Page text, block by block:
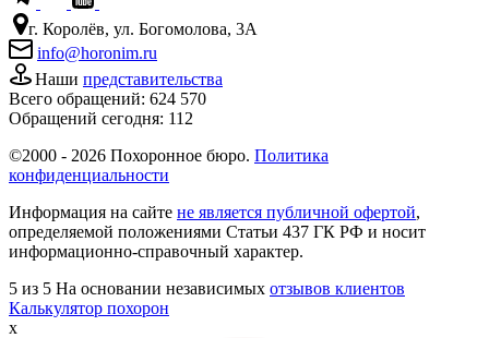
г. Королёв, ул. Богомолова, 3А
info@horonim.ru
Наши представительства
Всего обращений: 624 570
Обращений сегодня: 112
©2000 - 2026 Похоронное бюро. Политика
конфиденциальности
Информация на сайте не является публичной офертой,
определяемой положениями Статьи 437 ГК РФ и носит
информационно-справочный характер.
5 из 5 На основании независимых отзывов клиентов
Калькулятор похорон
x